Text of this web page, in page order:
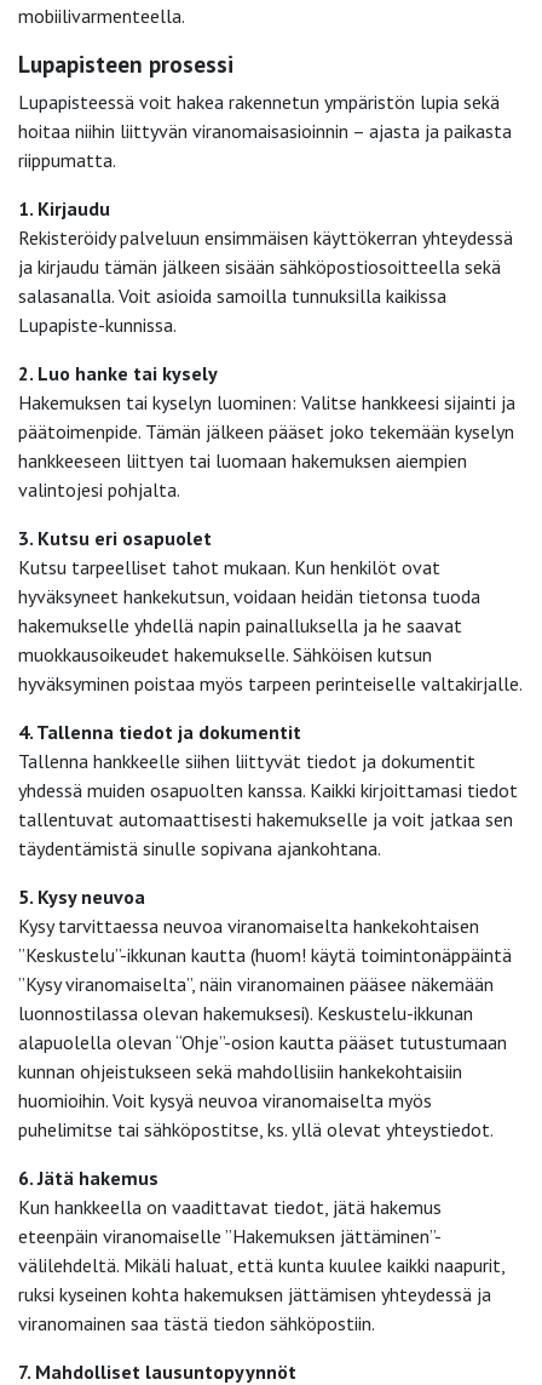
mobiilivarmenteella.
Lupapisteen prosessi
Lupapisteessä voit hakea rakennetun ympäristön lupia sekä
hoitaa niihin liittyvän viranomaisasioinnin – ajasta ja paikasta
riippumatta.
1. Kirjaudu
Rekisteröidy palveluun ensimmäisen käyttökerran yhteydessä
ja kirjaudu tämän jälkeen sisään sähköpostiosoitteella sekä
salasanalla. Voit asioida samoilla tunnuksilla kaikissa
Lupapiste-kunnissa.
2. Luo hanke tai kysely
Hakemuksen tai kyselyn luominen: Valitse hankkeesi sijainti ja
päätoimenpide. Tämän jälkeen pääset joko tekemään kyselyn
hankkeeseen liittyen tai luomaan hakemuksen aiempien
valintojesi pohjalta.
3. Kutsu eri osapuolet
Kutsu tarpeelliset tahot mukaan. Kun henkilöt ovat
hyväksyneet hankekutsun, voidaan heidän tietonsa tuoda
hakemukselle yhdellä napin painalluksella ja he saavat
muokkausoikeudet hakemukselle. Sähköisen kutsun
hyväksyminen poistaa myös tarpeen perinteiselle valtakirjalle.
4. Tallenna tiedot ja dokumentit
Tallenna hankkeelle siihen liittyvät tiedot ja dokumentit
yhdessä muiden osapuolten kanssa. Kaikki kirjoittamasi tiedot
tallentuvat automaattisesti hakemukselle ja voit jatkaa sen
täydentämistä sinulle sopivana ajankohtana.
5. Kysy neuvoa
Kysy tarvittaessa neuvoa viranomaiselta hankekohtaisen
”Keskustelu”-ikkunan kautta (huom! käytä toimintonäppäintä
”Kysy viranomaiselta”, näin viranomainen pääsee näkemään
luonnostilassa olevan hakemuksesi). Keskustelu-ikkunan
alapuolella olevan “Ohje”-osion kautta pääset tutustumaan
kunnan ohjeistukseen sekä mahdollisiin hankekohtaisiin
huomioihin. Voit kysyä neuvoa viranomaiselta myös
puhelimitse tai sähköpostitse, ks. yllä olevat yhteystiedot.
6. Jätä hakemus
Kun hankkeella on vaadittavat tiedot, jätä hakemus
eteenpäin viranomaiselle ”Hakemuksen jättäminen”-
välilehdeltä. Mikäli haluat, että kunta kuulee kaikki naapurit,
ruksi kyseinen kohta hakemuksen jättämisen yhteydessä ja
viranomainen saa tästä tiedon sähköpostiin.
7. Mahdolliset lausuntopyynnöt